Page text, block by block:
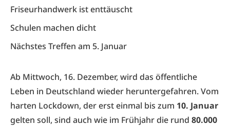
Friseurhandwerk ist enttäuscht
Schulen machen dicht
Nächstes Treffen am 5. Januar
Ab Mittwoch, 16. Dezember, wird das öffentliche
Leben in Deutschland wieder heruntergefahren. Vom
harten Lockdown, der erst einmal bis zum 10. Januar
gelten soll, sind auch wie im Frühjahr die rund 80.000